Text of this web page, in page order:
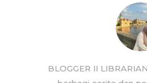
BLOGGER II